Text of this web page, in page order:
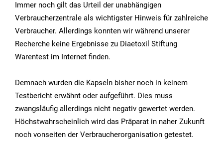
Immer noch gilt das Urteil der unabhängigen
Verbraucherzentrale als wichtigster Hinweis für zahlreiche
Verbraucher. Allerdings konnten wir während unserer
Recherche keine Ergebnisse zu Diaetoxil Stiftung
Warentest im Internet finden.
Demnach wurden die Kapseln bisher noch in keinem
Testbericht erwähnt oder aufgeführt. Dies muss
zwangsläufig allerdings nicht negativ gewertet werden.
Höchstwahrscheinlich wird das Präparat in naher Zukunft
noch vonseiten der Verbraucherorganisation getestet.